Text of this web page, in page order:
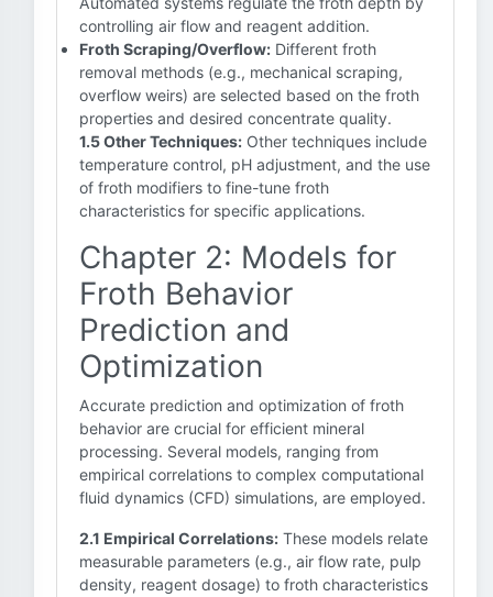
controlling air flow and reagent addition.
Froth Scraping/Overflow: Different froth
removal methods (e.g., mechanical scraping,
overflow weirs) are selected based on the froth
properties and desired concentrate quality.
1.5 Other Techniques: Other techniques include
temperature control, pH adjustment, and the use
of froth modifiers to fine-tune froth
characteristics for specific applications.
Chapter 2: Models for
Froth Behavior
Prediction and
Optimization
Accurate prediction and optimization of froth
behavior are crucial for efficient mineral
processing. Several models, ranging from
empirical correlations to complex computational
fluid dynamics (CFD) simulations, are employed.
2.1 Empirical Correlations: These models relate
measurable parameters (e.g., air flow rate, pulp
density, reagent dosage) to froth characteristics